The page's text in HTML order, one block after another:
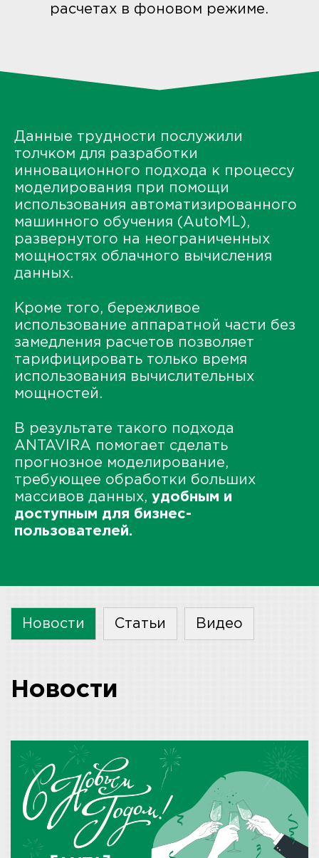
расчетах в фоновом режиме.
Данные трудности послужили
толчком для разработки
инновационного подхода к процессу
моделирования при помощи
использования автоматизированного
машинного обучения (AutoML),
развернутого на неограниченных
мощностях облачного вычисления
данных.
Кроме того, бережливое
использование аппаратной части без
замедления расчетов позволяет
тарифицировать только время
использования вычислительных
мощностей.
В результате такого подхода
ANTAVIRA помогает сделать
прогнозное моделирование,
требующее обработки больших
массивов данных, удобным и
доступным для бизнес-
пользователей.
Новости Статьи Видео
Новости